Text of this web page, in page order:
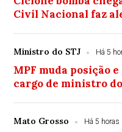
Civil Nacional faz
Ministro do STJ Há 5
MPF muda posição
cargo de ministro
Mato Grosso Há 5 horas